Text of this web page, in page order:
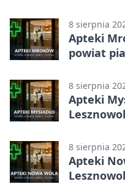
8 sierpnia
Apteki
powiat
8 sierpnia
Apteki
8 sierpnia
Apteki